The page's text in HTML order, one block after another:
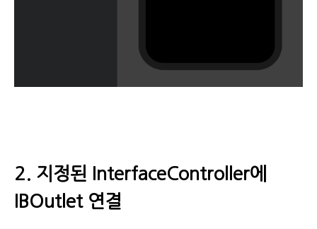
2. 지정된 InterfaceController에
IBOutlet 연결